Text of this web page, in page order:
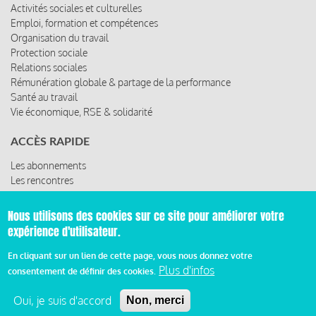
Activités sociales et culturelles
Emploi, formation et compétences
Organisation du travail
Protection sociale
Relations sociales
Rémunération globale & partage de la performance
Santé au travail
Vie économique, RSE & solidarité
ACCÈS RAPIDE
Les abonnements
Les rencontres
Les ressources
© 2019 Miroir Social - Réalisé parCafffeine
Pied
Mentions légales et condition générale d’utilisation et
d’abonnement
Nous utilisons des cookies sur ce site pour améliorer votre
expérience d'utilisateur.
En cliquant sur un lien de cette page, vous nous donnez votre
consentement de définir des cookies. Plus d'infos
Oui, je suis d'accord Non, merci